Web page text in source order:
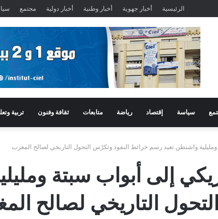
الرئيسية أخبار جهوية أخبار وطنية أخبار دولية مجتمع
سياسة إقتصاد رياضة متابعات ثقافة وفنون تربية
واشنطن تعيد رسم خرائط النفوذ وتكرّس التحول التاريخي لصالح المغرب
إلى أبواب سبتة
التاريخي لصالح